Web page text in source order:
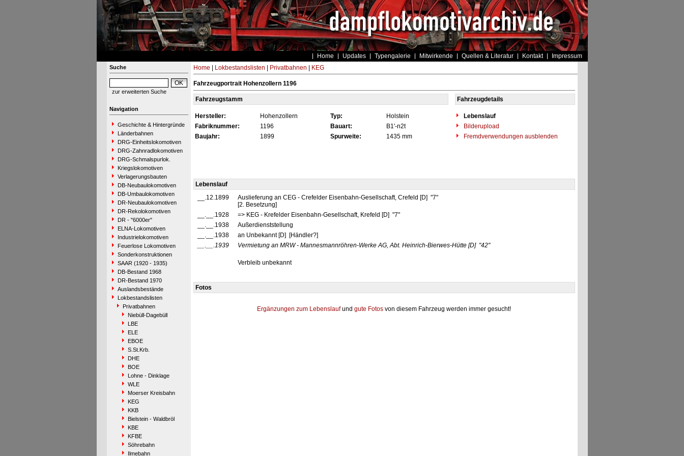
Home Updates Typengalerie Mitwirkende Quellen & Literatur Kontakt Impressum
Suche
zur erweiterten Suche
Navigation
Geschichte & Hintergründe
Länderbahnen
DRG-Einheitslokomotiven
DRG-Zahnradlokomotiven
DRG-Schmalspurlok.
Kriegslokomotiven
Verlagerungsbauten
DB-Neubaulokomotiven
DB-Umbaulokomotiven
DR-Neubaulokomotiven
DR-Rekolokomotiven
DR - "6000er"
ELNA-Lokomotiven
Industrielokomotiven
Feuerlose Lokomotiven
Sonderkonstruktionen
SAAR (1920 - 1935)
DB-Bestand 1968
DR-Bestand 1970
Auslandsbestände
Lokbestandslisten
Privatbahnen
Niebüll-Dagebüll
LBE
ELE
EBOE
S.St.Krb.
DHE
BOE
Lohne - Dinklage
WLE
Moerser Kreisbahn
KEG
KKB
Bielstein - Waldbröl
KBE
KFBE
Söhrebahn
Ilmebahn
Home Lokbestandslisten Privatbahnen KEG
Fahrzeugportrait Hohenzollern 1196
Fahrzeugstamm Fahrzeugdetails
Hersteller: Hohenzollern Typ: Holstein
Lebenslauf
Fabriknummer:
1196 Bauart: B1'-n2t
Bilderupload
Baujahr:
1899 Spurweite: 1435 mm Fremdverwendungen ausblenden
Lebenslauf
__.12.1899
Auslieferung an CEG - Crefelder Eisenbahn-Gesellschaft, Crefeld [D] "7"
[2. Besetzung]
__.__.1928
=> KEG - Krefelder Eisenbahn-Gesellschaft, Krefeld [D] "7"
__.__.1938
Außerdienststellung
__.__.1938
an Unbekannt [D] [Händler?]
__.__.1939
Vermietung an MRW - Mannesmannröhren-Werke AG, Abt. Heinrich-Bierwes-Hütte [D] "42"
Verbleib unbekannt
Fotos
Ergänzungen zum Lebenslaufund gute Fotos von diesem Fahrzeug werden immer gesucht!